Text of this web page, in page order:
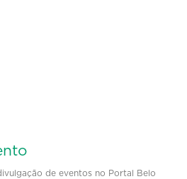
de eventos no Portal Belo